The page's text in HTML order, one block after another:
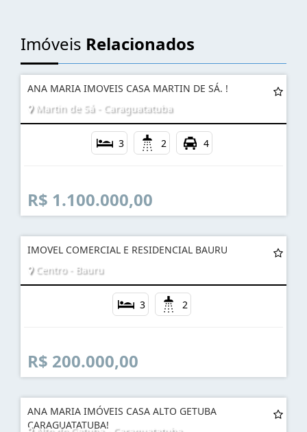
Imóveis Relacionados
ANA MARIA IMOVEIS CASA MARTIN DE SÁ. !
Martin de Sá - Caraguatatuba
3 2 4
R$ 1.100.000,00
IMOVEL COMERCIAL E RESIDENCIAL BAURU
Centro - Bauru
3 2
R$ 200.000,00
ANA MARIA IMÓVEIS CASA ALTO GETUBA
CARAGUATATUBA!